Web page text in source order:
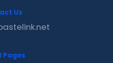
Us
Pages